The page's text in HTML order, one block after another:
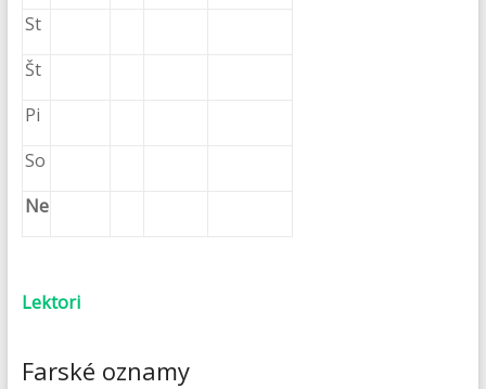
St
Št
Pi
So
Ne
Lektori
Farské oznamy